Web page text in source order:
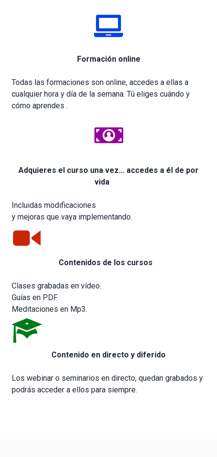
Formación online
Todas las formaciones son online, accedes a ellas a
cualquier hora y día de la semana. Tú eliges cuándo y
cómo aprendes .
Adquieres el curso una vez... accedes a él de por
vida
Incluidas modificaciones
y mejoras que vaya implementando.
Contenidos de los cursos
Clases grabadas en vídeo.
Guías en PDF.
Meditaciones en Mp3.
Contenido en directo y diferido
Los webinar o seminarios en directo, quedan grabados y
podrás acceder a ellos para siempre.